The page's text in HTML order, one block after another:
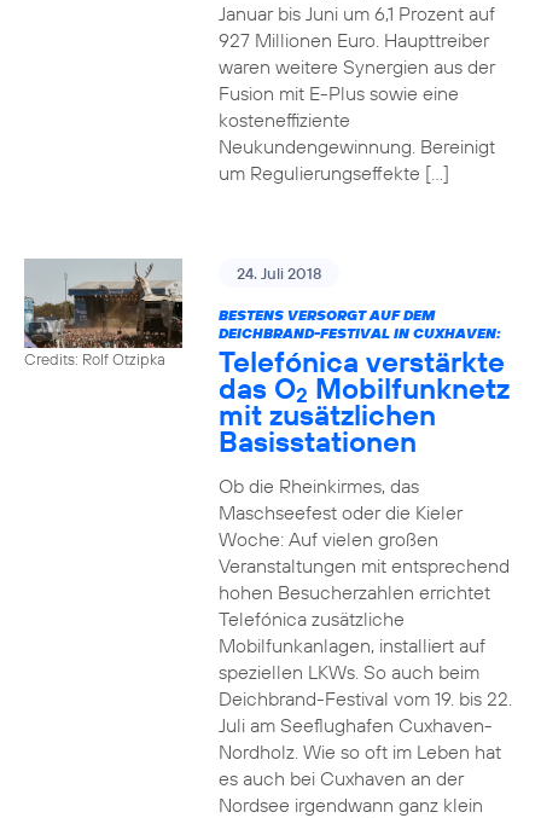
Januar bis Juni um 6,1 Prozent auf
927 Millionen Euro. Haupttreiber
waren weitere Synergien aus der
Fusion mit E-Plus sowie eine
kosteneffiziente
Neukundengewinnung. Bereinigt
um Regulierungseffekte […]
Credits: Rolf Otzipka
24. Juli 2018
BESTENS VERSORGT AUF DEM
DEICHBRAND-FESTIVAL IN CUXHAVEN:
Telefónica verstärkte
das O2 Mobilfunknetz
mit zusätzlichen
Basisstationen
Ob die Rheinkirmes, das
Maschseefest oder die Kieler
Woche: Auf vielen großen
Veranstaltungen mit entsprechend
hohen Besucherzahlen errichtet
Telefónica zusätzliche
Mobilfunkanlagen, installiert auf
speziellen LKWs. So auch beim
Deichbrand-Festival vom 19. bis 22.
Juli am Seeflughafen Cuxhaven-
Nordholz. Wie so oft im Leben hat
es auch bei Cuxhaven an der
Nordsee irgendwann ganz klein